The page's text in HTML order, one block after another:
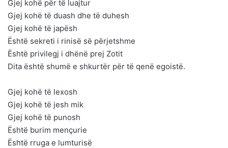
Gjej kohë për të luajtur
Gjej kohë të duash dhe të duhesh
Gjej kohë të japësh
Është sekreti i rinisë së përjetshme
Është privilegj i dhënë prej Zotit
Dita është shumë e shkurtër për të qenë egoistë.
Gjej kohë të lexosh
Gjej kohë të jesh mik
Gjej kohë të punosh
Është burim mençurie
Është rruga e lumturisë